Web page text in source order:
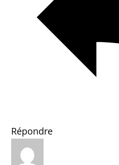
Répondre